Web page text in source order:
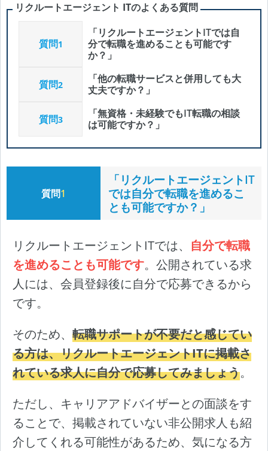
リクルートエージェント ITのよくある質問
質問1
「リクルートエージェントITでは自
分で転職を進めることも可能です
か？」
質問2
「他の転職サービスと併用しても大
丈夫ですか？」
質問3
「無資格・未経験でもIT転職の相談
は可能ですか？」
質問1
「リクルートエージェントIT
では自分で転職を進めるこ
とも可能ですか？」
リクルートエージェントITでは、 自分で転職
を進めることも可能です。公開されている求
人には、会員登録後に自分で応募できるから
です。
そのため、 転職サポートが不要だと感じてい
る方は、リクルートエージェントITに掲載さ
れている求人に自分で応募してみましょう。
ただし、キャリアアドバイザーとの面談をす
ることで、掲載されていない非公開求人も紹
介してくれる可能性があるため、気になる方